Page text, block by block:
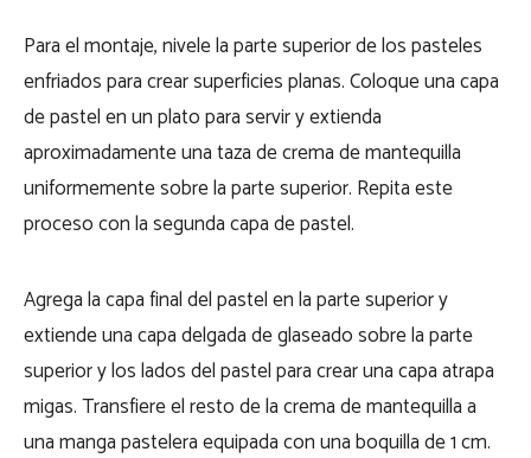
Para el montaje, nivele la parte superior de los pasteles
enfriados para crear superficies planas. Coloque una capa
de pastel en un plato para servir y extienda
aproximadamente una taza de crema de mantequilla
uniformemente sobre la parte superior. Repita este
proceso con la segunda capa de pastel.
Agrega la capa final del pastel en la parte superior y
extiende una capa delgada de glaseado sobre la parte
superior y los lados del pastel para crear una capa atrapa
migas. Transfiere el resto de la crema de mantequilla a
una manga pastelera equipada con una boquilla de 1 cm.